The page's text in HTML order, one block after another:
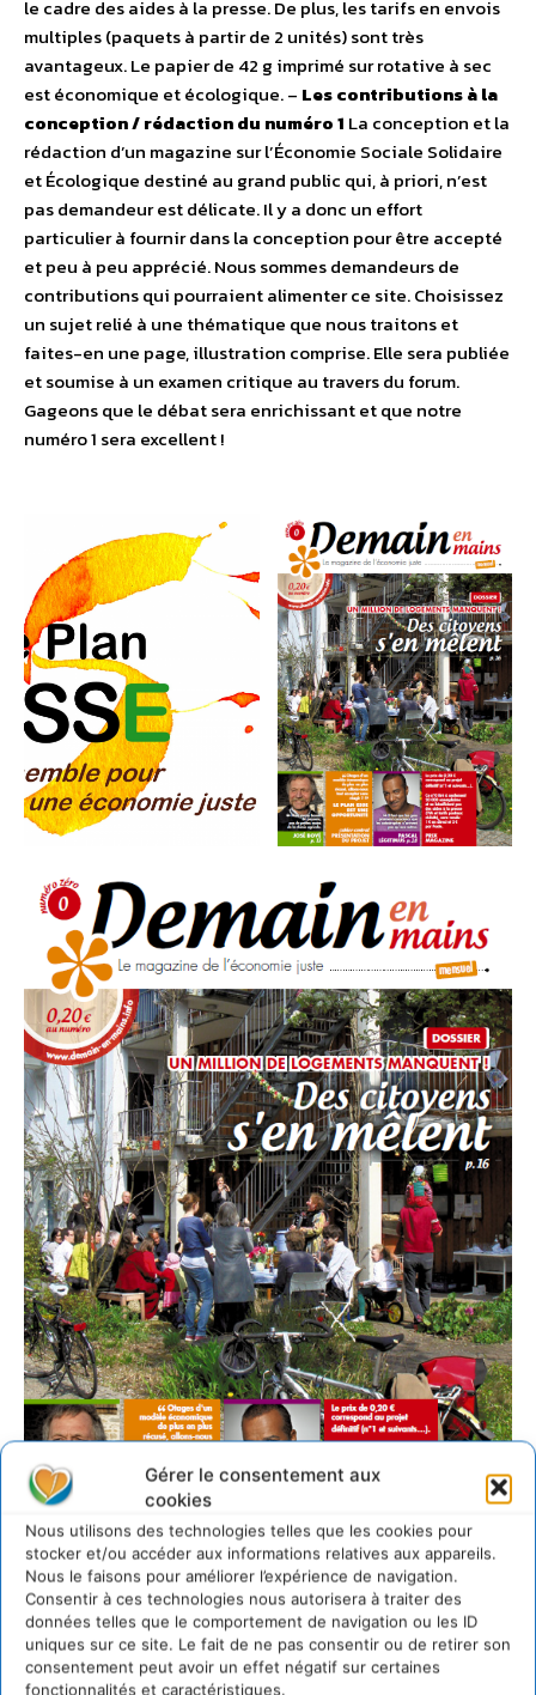
Gérer le consentement aux
cookies
Nous utilisons des technologies telles que les cookies pour
stocker et/ou accéder aux informations relatives aux appareils.
Nous le faisons pour améliorer l’expérience de navigation.
Consentir à ces technologies nous autorisera à traiter des
données telles que le comportement de navigation ou les ID
uniques sur ce site. Le fait de ne pas consentir ou de retirer son
consentement peut avoir un effet négatif sur certaines
fonctionnalités et caractéristiques.
le cadre des aides à la presse. De plus, les tarifs en envois
multiples (paquets à partir de 2 unités) sont très
avantageux. Le papier de 42 g imprimé sur rotative à sec
est économique et écologique. – Les contributions à la
conception / rédaction du numéro 1 La conception et la
rédaction d’un magazine sur l’Économie Sociale Solidaire
et Écologique destiné au grand public qui, à priori, n’est
pas demandeur est délicate. Il y a donc un effort
particulier à fournir dans la conception pour être accepté
et peu à peu apprécié. Nous sommes demandeurs de
contributions qui pourraient alimenter ce site. Choisissez
un sujet relié à une thématique que nous traitons et
faites-en une page, illustration comprise. Elle sera publiée
et soumise à un examen critique au travers du forum.
Gageons que le débat sera enrichissant et que notre
numéro 1 sera excellent !
A propos de Demain en mains
L’association a principalement à son actif le lancement